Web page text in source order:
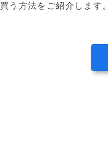
買う方法をご紹介します。